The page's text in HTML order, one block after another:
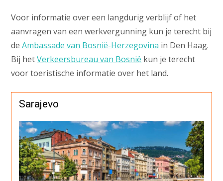
Voor informatie over een langdurig verblijf of het
aanvragen van een werkvergunning kun je terecht bij
deAmbassade van Bosnië-Herzegovina in Den Haag.
Bij hetVerkeersbureau van Bosnië kun je terecht
voor toeristische informatie over het land.
Sarajevo